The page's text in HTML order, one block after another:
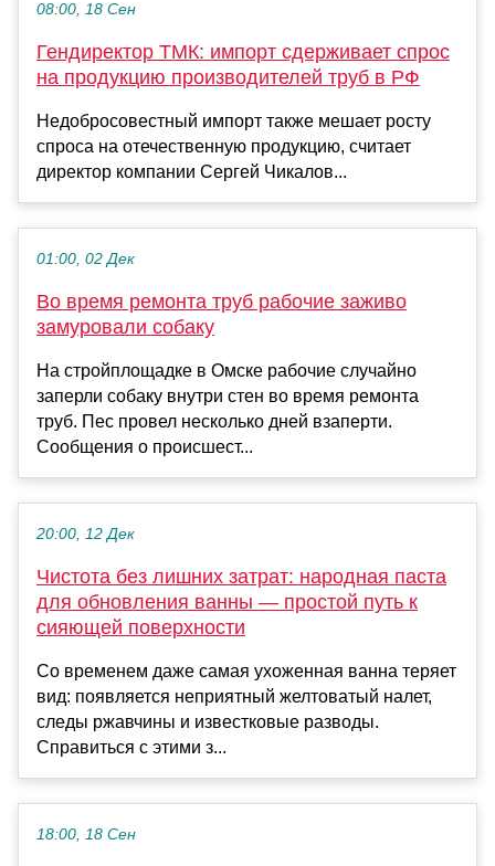
08:00, 18 Сен
Гендиректор ТМК: импорт сдерживает спрос
на продукцию производителей труб в РФ
Недобросовестный импорт также мешает росту
спроса на отечественную продукцию, считает
директор компании Сергей Чикалов...
01:00, 02 Дек
Во время ремонта труб рабочие заживо
замуровали собаку
На стройплощадке в Омске рабочие случайно
заперли собаку внутри стен во время ремонта
труб. Пес провел несколько дней взаперти.
Сообщения о происшест...
20:00, 12 Дек
Чистота без лишних затрат: народная паста
для обновления ванны — простой путь к
сияющей поверхности
Со временем даже самая ухоженная ванна теряет
вид: появляется неприятный желтоватый налет,
следы ржавчины и известковые разводы.
Справиться с этими з...
18:00, 18 Сен